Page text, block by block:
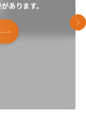
あります。
次